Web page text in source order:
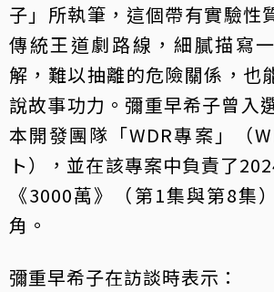
子」所執筆，這個帶有實驗性
傳統王道劇路線，細膩描寫
解，難以抽離的危險關係，也
說故事功力。彌重早希子曾入
本開發團隊「WDR專案」（
ト），並在該專案中負責了
《3000萬》（第1集與第8集
角。
彌重早希子在訪談時表示：